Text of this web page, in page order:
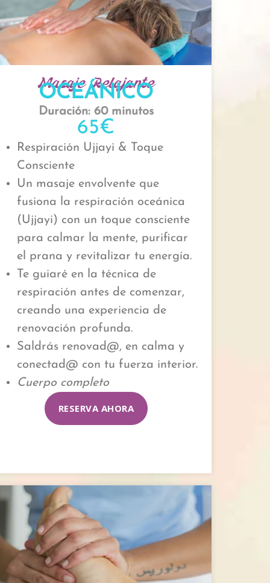
Masaje Relajante
OCEÁNICO
Duración: 60 minutos
65€
Respiración Ujjayi & Toque
Consciente
Un masaje envolvente que
fusiona la respiración oceánica
(Ujjayi) con un toque consciente
para calmar la mente, purificar
el prana y revitalizar tu energía.
Te guiaré en la técnica de
respiración antes de comenzar,
creando una experiencia de
renovación profunda.
Saldrás renovad@, en calma y
conectad@ con tu fuerza interior.
Cuerpo completo
RESERVA AHORA